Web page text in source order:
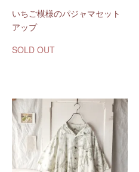
いちご模様のパジャマセット
アップ
SOLD OUT